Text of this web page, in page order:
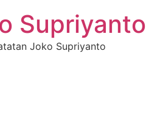
Supriyanto
Joko Supriyanto